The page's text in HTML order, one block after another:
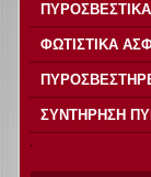
ΦΩΤΙΣΤΙΚΑ
ΣΥΝΤΗΡΗΣΗ